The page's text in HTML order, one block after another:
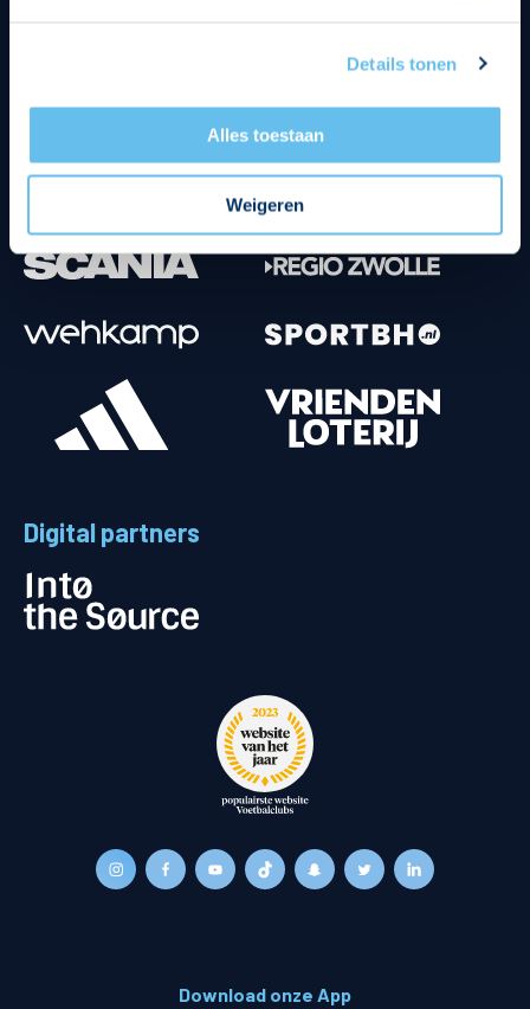
Details tonen
Alles toestaan
Weigeren
Digital partners
Download onze App